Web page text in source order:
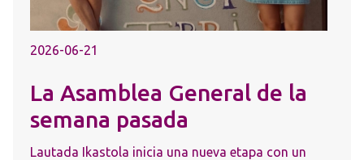
2026-06-21
La Asamblea General de la
semana pasada
Lautada Ikastola inicia una nueva etapa con un